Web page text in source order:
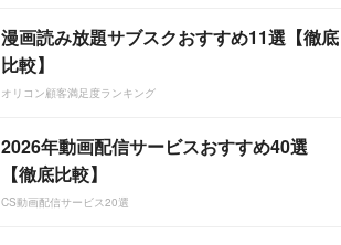
漫画読み放題サブスクおすすめ11選【徹底
比較】
オリコン顧客満足度ランキング
2026年動画配信サービスおすすめ40選
【徹底比較】
CS動画配信サービス20選